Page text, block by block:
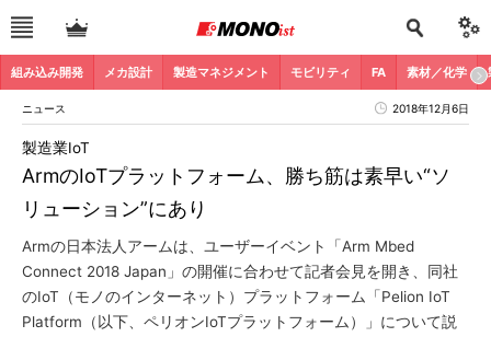
組み込み開発 メカ設計 製造マネジメント モビリティ FA 素材／化学
ニュース 2018年12月6日
ArmのIoTプラットフォーム、勝ち筋は素早い“ソ
リューション”にあり
製造業IoT
Armの日本法人アームは、ユーザーイベント「Arm Mbed
Connect 2018 Japan」の開催に合わせて記者会見を開き、同社
のIoT（モノのインターネット）プラットフォーム「Pelion IoT
Platform（以下、ペリオンIoTプラットフォーム）」について説